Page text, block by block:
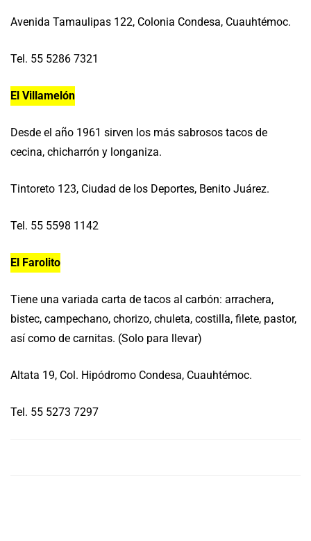
Avenida Tamaulipas 122, Colonia Condesa, Cuauhtémoc.
Tel. 55 5286 7321
El Villamelón
Desde el año 1961 sirven los más sabrosos tacos de
cecina, chicharrón y longaniza.
Tintoreto 123, Ciudad de los Deportes, Benito Juárez.
Tel. 55 5598 1142
El Farolito
Tiene una variada carta de tacos al carbón: arrachera,
bistec, campechano, chorizo, chuleta, costilla, filete, pastor,
así como de carnitas. (Solo para llevar)
Altata 19, Col. Hipódromo Condesa, Cuauhtémoc.
Tel. 55 5273 7297